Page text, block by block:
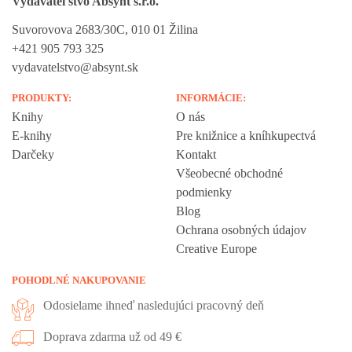
Suvorovova 2683/30C, 010 01 Žilina
+421 905 793 325
vydavatelstvo@absynt.sk
PRODUKTY:
Knihy
E-knihy
Darčeky
INFORMÁCIE:
O nás
Pre knižnice a kníhkupectvá
Kontakt
Všeobecné obchodné
podmienky
Blog
Ochrana osobných údajov
Creative Europe
POHODLNÉ NAKUPOVANIE
Odosielame ihneď nasledujúci pracovný deň
Doprava zdarma už od 49 €